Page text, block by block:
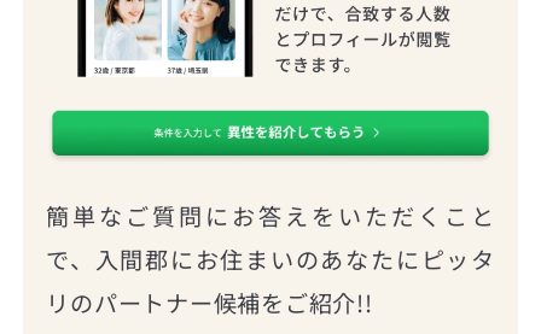
簡単なご質問にお答えをいただくこと
で、入間郡にお住まいのあなたにピッタ
リのパートナー候補をご紹介!!